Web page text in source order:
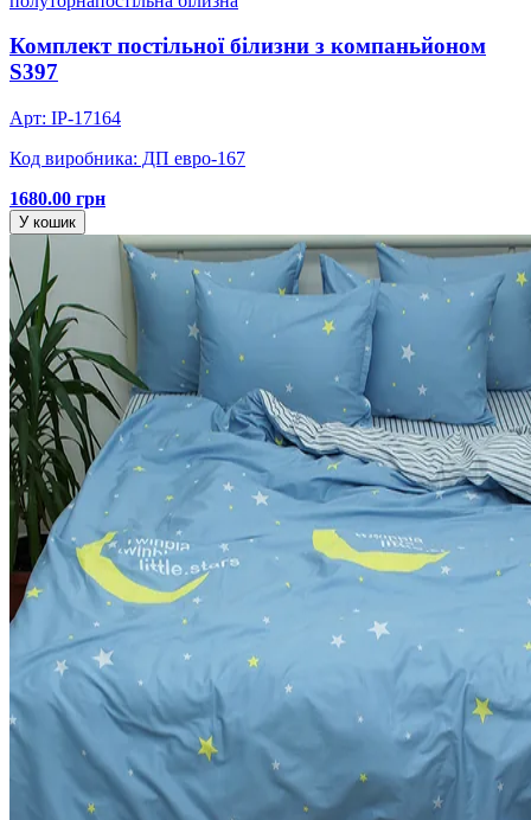
Комплект постільної білизни з компаньйоном
S397
Арт: IP-17164
Код виробника: ДП евро-167
1680.00 грн
У кошик